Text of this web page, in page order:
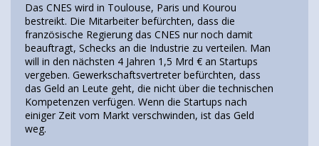
Das CNES wird in Toulouse, Paris und Kourou
bestreikt. Die Mitarbeiter befürchten, dass die
französische Regierung das CNES nur noch damit
beauftragt, Schecks an die Industrie zu verteilen. Man
will in den nächsten 4 Jahren 1,5 Mrd € an Startups
vergeben. Gewerkschaftsvertreter befürchten, dass
das Geld an Leute geht, die nicht über die technischen
Kompetenzen verfügen. Wenn die Startups nach
einiger Zeit vom Markt verschwinden, ist das Geld
weg.